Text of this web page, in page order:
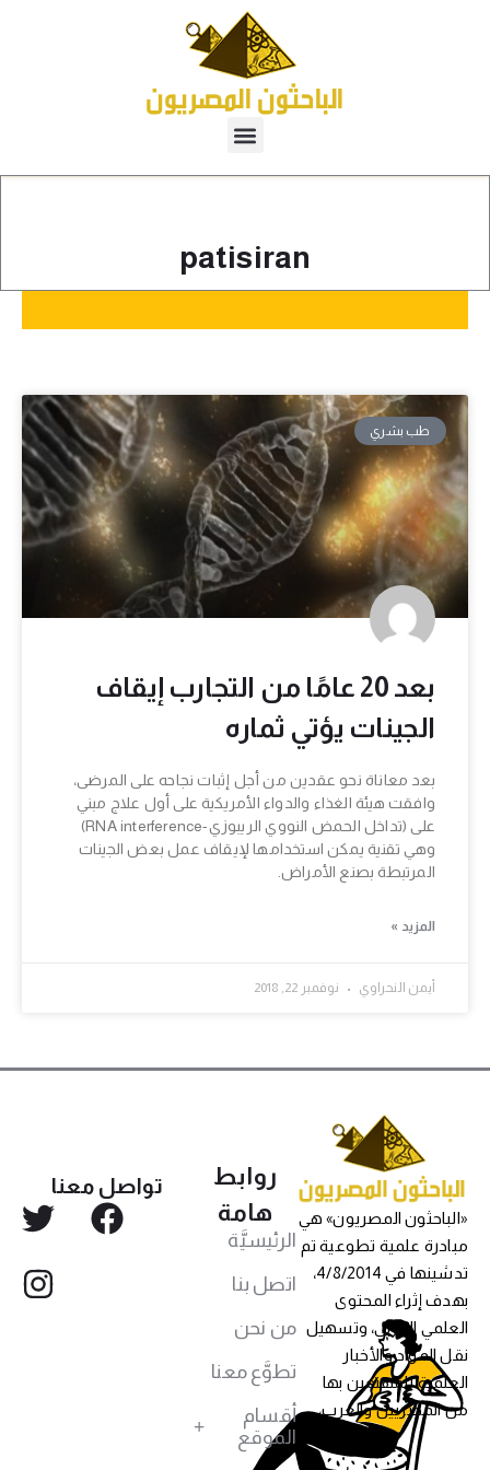
patisiran
طب بشري
بعد 20 عامًا من التجارب إيقاف
الجينات يؤتي ثماره
بعد معاناة نحو عقدين من أجل إثبات نجاحه على المرضى،
وافقت هيئة الغذاء والدواء الأمريكية على أول علاج مبني
على (تداخل الحمض النووي الريبوزي-RNA interference)
وهي تقنية يمكن استخدامها لإيقاف عمل بعض الجينات
المرتبطة بصنع الأمراض.
المزيد »
أيمن النحراوي نوفمبر 22, 2018
«الباحثون المصريون» هي
مبادرة علمية تطوعية تم
تدشينها في 4/8/2014،
بهدف إثراء المحتوى
العلمي العربي، وتسهيل
نقل المواد والأخبار
العلمية للمهتمين بها
من المصريين والعرب،
روابط
هامة
الرئيسيَّة
اتصل بنا
من نحن
تطوَّع معنا
أقسام
الموقع
تواصل معنا